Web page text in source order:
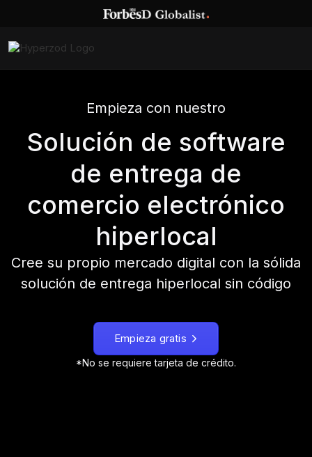
Empieza con nuestro
Solución de software
de entrega de
comercio electrónico
hiperlocal
Cree su propio mercado digital con la sólida
solución de entrega hiperlocal sin código
Empieza gratis
*No se requiere tarjeta de crédito.